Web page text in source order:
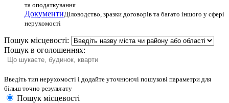
та оподаткування
ДокументиДіловодство, зразки договорів та багато іншого у сфері
нерухомості
Пошук місцевості:
Пошук в оголошеннях:
Введіть тип нерухомості і додайте уточнюючі пошукові параметри для
більш точно результату
Пошук місцевості